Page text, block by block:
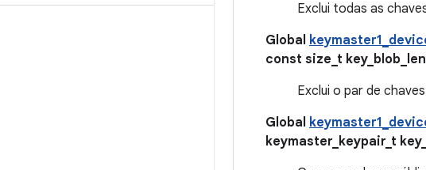
Exclui todas as
Global
const size_t
Exclui o par de
Global
keymaster_keypair_t